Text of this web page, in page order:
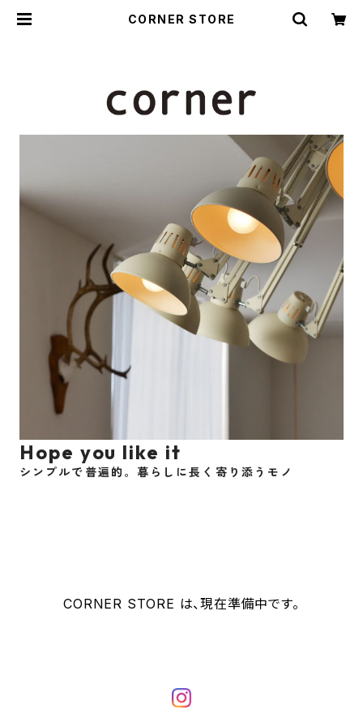
CORNER STORE
Hope you like it
シンプルで普遍的。暮らしに長く寄り添うモノ
CORNER STORE は、現在準備中です。